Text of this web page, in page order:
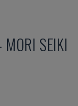
MORI SEIKI